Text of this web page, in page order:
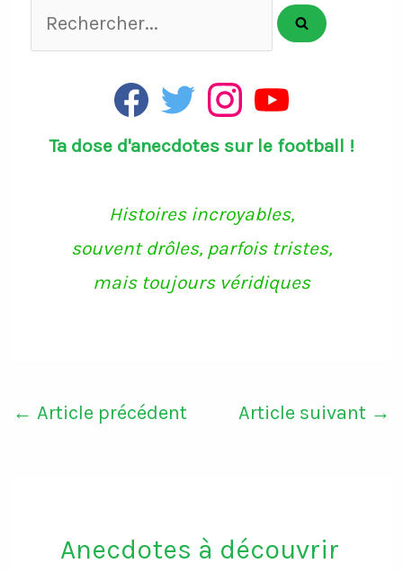
Rechercher...
F
a
e
T
t
I
n
t
m
Y
T
Ta dose d'anecdotes sur le football !
Histoires incroyables,
souvent drôles, parfois tristes,
mais toujours véridiques
← Article précédent Article suivant →
Anecdotes à découvrir